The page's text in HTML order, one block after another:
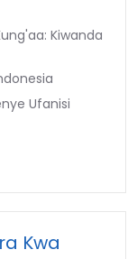
Kiwanda
Ufanisi
Kwa